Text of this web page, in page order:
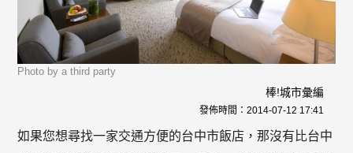
Photo by a third party
棒!城市彙編
發佈時間： 2014-07-12 17:41
如果您想尋找一家交通方便的台中市飯店，那沒有比台中